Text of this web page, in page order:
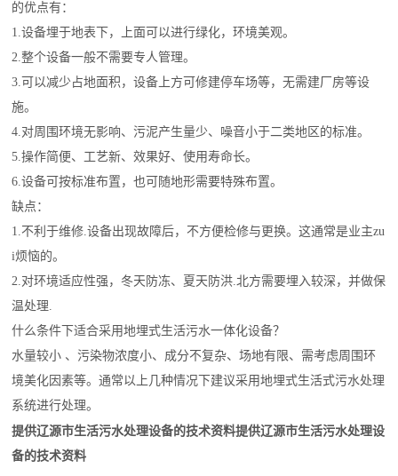
的优点有：
1.设备埋于地表下，上面可以进行绿化，环境美观。
2.整个设备一般不需要专人管理。
3.可以减少占地面积，设备上方可修建停车场等，无需建厂房等设
施。
4.对周围环境无影响、污泥产生量少、噪音小于二类地区的标准。
5.操作简便、工艺新、效果好、使用寿命长。
6.设备可按标准布置，也可随地形需要特殊布置。
缺点：
1.不利于维修.设备出现故障后，不方便检修与更换。这通常是业主zu
i烦恼的。
2.对环境适应性强，冬天防冻、夏天防洪.北方需要埋入较深，并做保
温处理.
什么条件下适合采用地埋式生活污水一体化设备？
水量较小 、污染物浓度小、成分不复杂、场地有限、需考虑周围环
境美化因素等。通常以上几种情况下建议采用地埋式生活式污水处理
系统进行处理。
提供辽源市生活污水处理设备的技术资料提供辽源市生活污水处理设
备的技术资料